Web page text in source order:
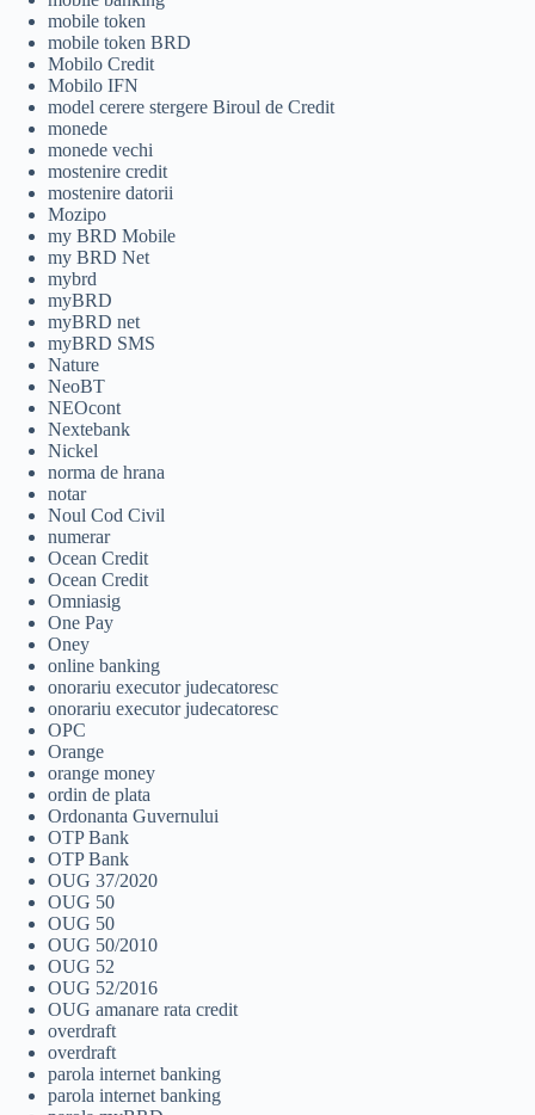
mobile token
mobile token BRD
Mobilo Credit
Mobilo IFN
model cerere stergere Biroul de Credit
monede
monede vechi
mostenire credit
mostenire datorii
Mozipo
my BRD Mobile
my BRD Net
mybrd
myBRD
myBRD net
myBRD SMS
Nature
NeoBT
NEOcont
Nextebank
Nickel
norma de hrana
notar
Noul Cod Civil
numerar
Ocean Credit
Ocean Credit
Omniasig
One Pay
Oney
online banking
onorariu executor judecatoresc
onorariu executor judecatoresc
OPC
Orange
orange money
ordin de plata
Ordonanta Guvernului
OTP Bank
OTP Bank
OUG 37/2020
OUG 50
OUG 50
OUG 50/2010
OUG 52
OUG 52/2016
OUG amanare rata credit
overdraft
overdraft
parola internet banking
parola internet banking